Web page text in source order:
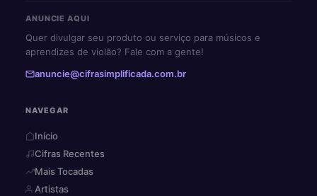
ANUNCIE AQUI
Quer divulgar seu produto ou serviço para músicos e
aprendizes de violão? Fale com a gente!
anuncie@cifrasimplificada.com.br
NAVEGAR
Início
Cifras Recentes
Mais Tocadas
Artistas